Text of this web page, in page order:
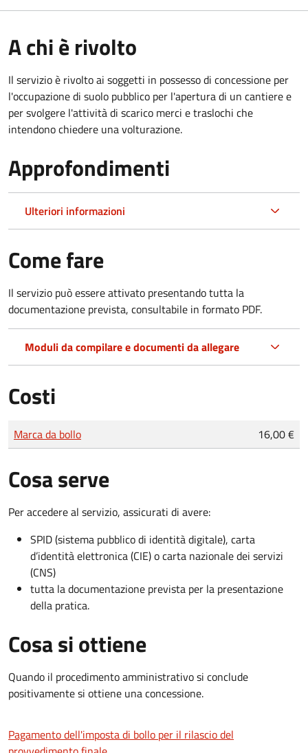
A chi è rivolto
Il servizio è rivolto ai soggetti in possesso di concessione per
l'occupazione di suolo pubblico per l'apertura di un cantiere e
per svolgere l'attività di scarico merci e traslochi che
intendono chiedere una volturazione.
Approfondimenti
Ulteriori informazioni
Come fare
Il servizio può essere attivato presentando tutta la
documentazione prevista, consultabile in formato PDF.
Moduli da compilare e documenti da allegare
Costi
Tipo di pagamento
Importo
Marca da bollo 16,00 €
Cosa serve
Per accedere al servizio, assicurati di avere:
SPID (sistema pubblico di identità digitale), carta
d’identità elettronica (CIE) o carta nazionale dei servizi
(CNS)
tutta la documentazione prevista per la presentazione
della pratica.
Cosa si ottiene
Quando il procedimento amministrativo si conclude
positivamente si ottiene una concessione.
Pagamento dell'imposta di bollo per il rilascio del